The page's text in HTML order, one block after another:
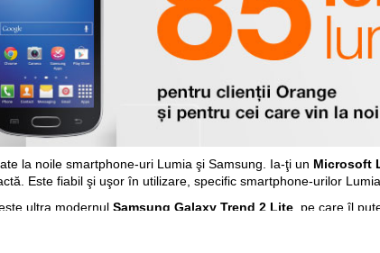
la noile smartphone-uri Lumia şi Samsung . Ia-ţi un Microsoft
Este fiabil şi uşor în utilizare, specific smartphone-urilor Lumia.
ultra modernul Samsung Galaxy Trend 2 Lite , pe care îl